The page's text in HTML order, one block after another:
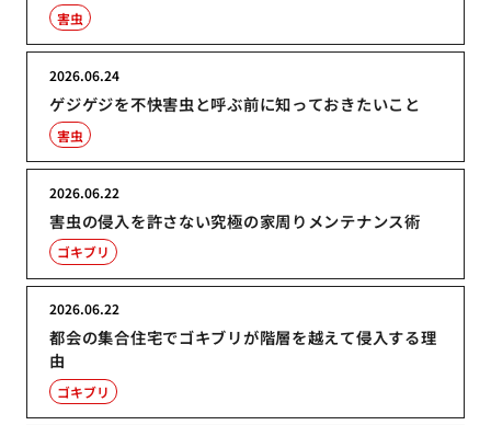
害虫
ゲジゲジを不快害虫と呼ぶ前に知っておきたいこと
2026.06.24
害虫
害虫の侵入を許さない究極の家周りメンテナンス術
2026.06.22
ゴキブリ
都会の集合住宅でゴキブリが階層を越えて侵入する理
由
2026.06.22
ゴキブリ